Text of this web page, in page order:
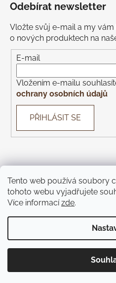
Tento web používá soubory
tohoto webu vyjadřujete
Více informacízde.
Odebírat newsletter
Vložte svůj e-mail a my
o nových produktech na
E-mail
Vložením e-mailu
ochrany osobních údajů
PŘIHLÁSIT SE
Con Gusto Con Gusto
Monte Bú Pivnice U
Pijeme víno.
Upravit